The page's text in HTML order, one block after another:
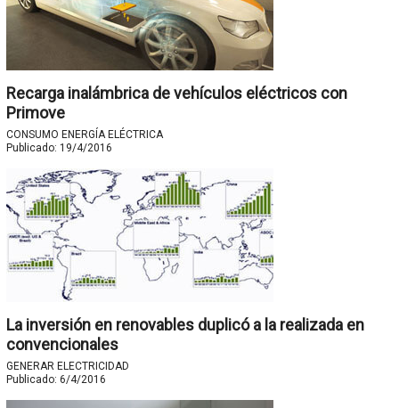
Recarga inalámbrica de vehículos eléctricos con
Primove
CONSUMO ENERGÍA ELÉCTRICA
Publicado: 19/4/2016
La inversión en renovables duplicó a la realizada en
convencionales
GENERAR ELECTRICIDAD
Publicado: 6/4/2016